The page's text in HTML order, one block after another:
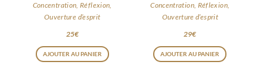
Concentration, Réflexion,
Ouverture d’esprit
25€
AJOUTER AU PANIER
Concentration, Réflexion,
Ouverture d’esprit
29€
AJOUTER AU PANIER